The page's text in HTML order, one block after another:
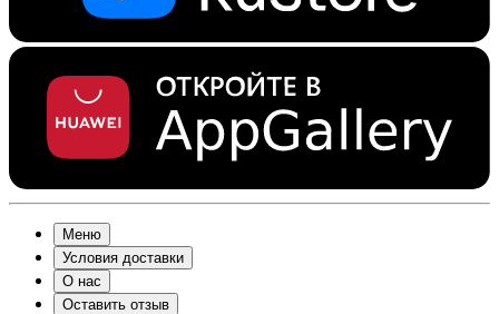
Меню
Условия доставки
О нас
Оставить отзыв